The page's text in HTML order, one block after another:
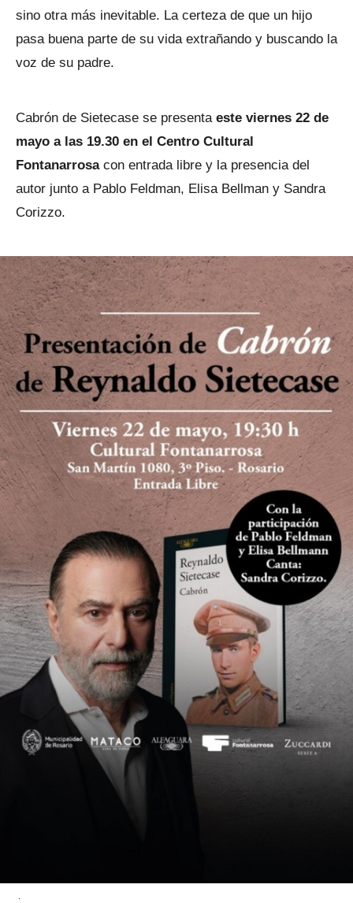
sino otra más inevitable. La certeza de que un hijo
pasa buena parte de su vida extrañando y buscando la
voz de su padre.
Cabrón de Sietecase se presenta este viernes 22 de
mayo a las 19.30 en el Centro Cultural
Fontanarrosacon entrada libre y la presencia del
autor junto a Pablo Feldman, Elisa Bellman y Sandra
Corizzo.
.